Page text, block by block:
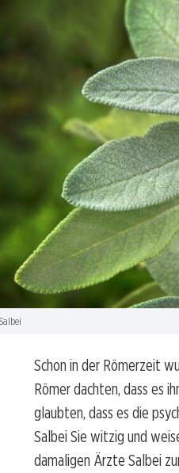
Salbei
Schon in der Römerzeit
Römer dachten, dass es
glaubten, dass es die
Salbei Sie witzig und
damaligen Ärzte Salbei